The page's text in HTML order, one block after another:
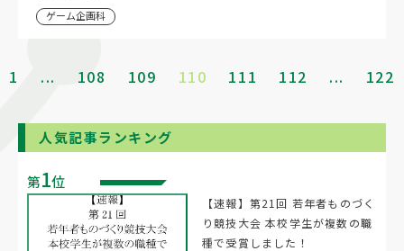
ゲーム企画科
1 ... 108 109 110 111 112 ... 122
人気記事ランキング
第1位
【速報】第21回 若年者ものづく
り競技大会 本校学生が複数の職
種で受賞しました！